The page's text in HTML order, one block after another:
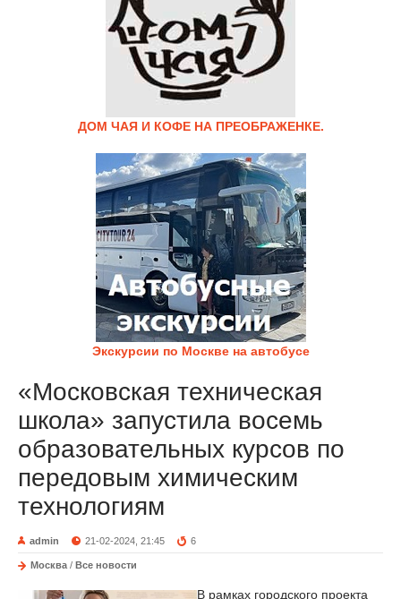
ДОМ ЧАЯ И КОФЕ НА ПРЕОБРАЖЕНКЕ.
Экскурсии по Москве на автобусе
«Московская техническая
школа» запустила восемь
образовательных курсов по
передовым химическим
технологиям
admin 21-02-2024, 21:45 6
Москва / Все новости
В рамках городского проекта